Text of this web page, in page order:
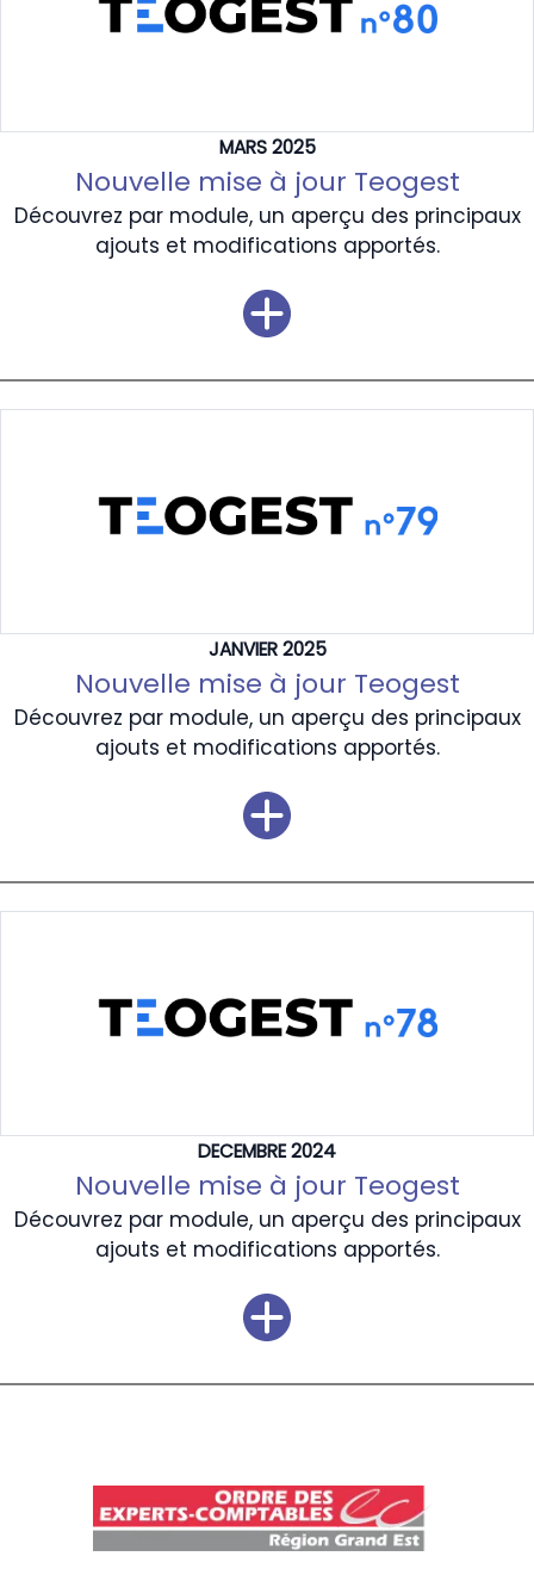
MARS 2025
Nouvelle mise à jour Teogest
Découvrez par module, un aperçu des principaux
ajouts et modifications apportés.
JANVIER 2025
Nouvelle mise à jour Teogest
Découvrez par module, un aperçu des principaux
ajouts et modifications apportés.
DECEMBRE 2024
Nouvelle mise à jour Teogest
Découvrez par module, un aperçu des principaux
ajouts et modifications apportés.